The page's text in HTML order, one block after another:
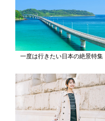
一度は行きたい日本の絶景特集